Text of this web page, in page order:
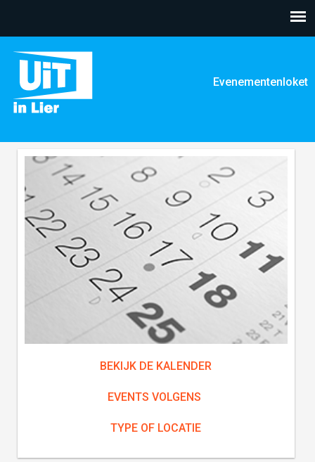
Evenementenloket
BEKIJK DE KALENDER
EVENTS VOLGENS
TYPE OF LOCATIE